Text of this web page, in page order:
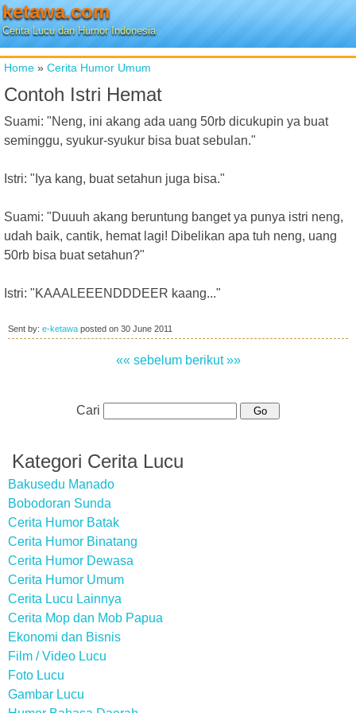
ketawa.com
Cerita Lucu dan Humor Indonesia
Home » Cerita Humor Umum
Contoh Istri Hemat
Suami: "Neng, ini akang ada uang 50rb dicukupin ya buat
seminggu, syukur-syukur bisa buat sebulan."
Istri: "Iya kang, buat setahun juga bisa."
Suami: "Duuuh akang beruntung banget ya punya istri neng,
udah baik, cantik, hemat lagi! Dibelikan apa tuh neng, uang
50rb bisa buat setahun?"
Istri: "KAAALEEENDDDEER kaang..."
Sent by: e-ketawa posted on 30 June 2011
«« sebelum berikut »»
Cari
Kategori Cerita Lucu
Bakusedu Manado
Bobodoran Sunda
Cerita Humor Batak
Cerita Humor Binatang
Cerita Humor Dewasa
Cerita Humor Umum
Cerita Lucu Lainnya
Cerita Mop dan Mob Papua
Ekonomi dan Bisnis
Film / Video Lucu
Foto Lucu
Gambar Lucu